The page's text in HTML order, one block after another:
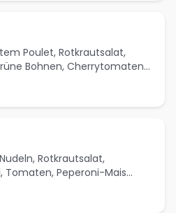
Poulet, Rotkrautsalat,
Bohnen, Cherrytomaten
Rotkrautsalat,
Tomaten, Peperoni-Mais